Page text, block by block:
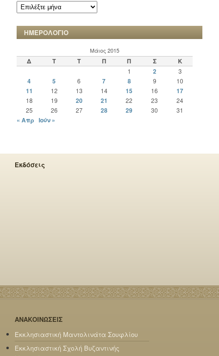
ΑΡΧΕΙΟ
ΧΡΟΝΙΚΩΝ
ΗΜΕΡΟΛΟΓΙΟ
Μάιος 2015
Δ Τ Τ Π Π Σ Κ
1 2 3
4 5 6 7 8 9 10
11 12 13 14 15 16 17
18 19 20 21 22 23
24
25
26 27 28 29 30 31
« Απρ Ιούν »
Εκδόσεις
ΑΝΑΚΟΙΝΩΣΕΙΣ
Εκκλησιαστική Μαντολινάτα Σουφλίου
Εκκλησιαστική Σχολή Βυζαντινής